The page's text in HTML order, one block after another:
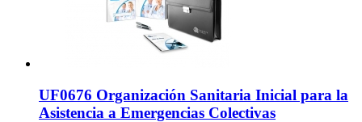
UF0676 Organización Sanitaria Inicial para la
Asistencia a Emergencias Colectivas